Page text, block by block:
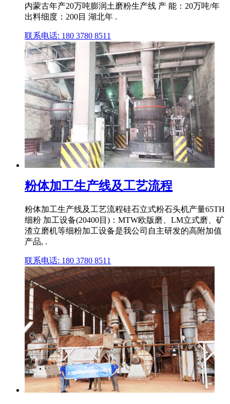
内蒙古年产20万吨膨润土磨粉生产线 产 能：20万吨/年
出料细度：200目 湖北年 .
联系电话: 180 3780 8511
粉体加工生产线及工艺流程
粉体加工生产线及工艺流程硅石立式粉石头机产量65TH
细粉 加工设备(20400目)：MTW欧版磨、LM立式磨、矿
渣立磨机等细粉加工设备是我公司自主研发的高附加值
产品, .
联系电话: 180 3780 8511